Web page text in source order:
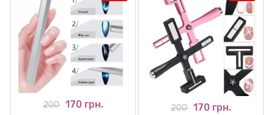
200 170 грн. 200 170 грн.